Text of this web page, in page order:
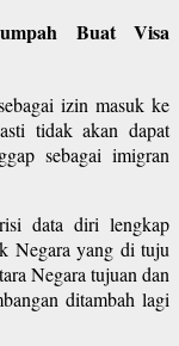
Buat Visa
izin masuk ke
tidak akan dapat
sebagai imigran
data diri lengkap
Negara yang di tuju
Negara tujuan dan
ditambah lagi